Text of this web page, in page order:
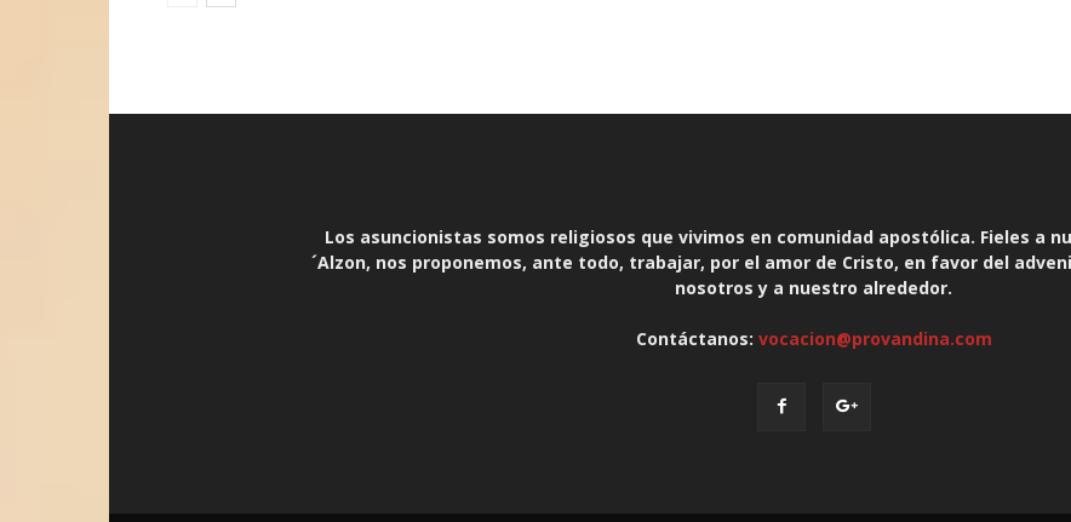
Los asuncionistas somos religiosos que vivimos en comunidad apostólica. Fieles a
´Alzon, nos proponemos, ante todo, trabajar, por el amor de Cristo, en favor del
nosotros y a nuestro alrededor.
Contáctanos: vocacion@provandina.com